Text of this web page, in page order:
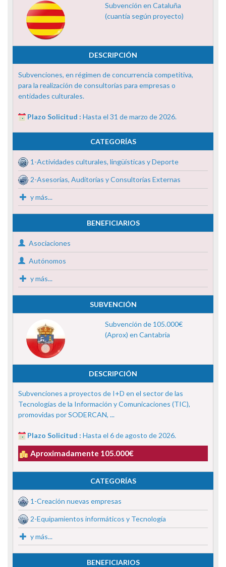
Subvención en Cataluña
(cuantía según proyecto)
DESCRIPCIÓN
Subvenciones, en régimen de concurrencia competitiva,
para la realización de consultorías para empresas o
entidades culturales.
Plazo Solicitud : Hasta el 31 de marzo de 2026.
CATEGORÍAS
1-Actividades culturales, lingüísticas y Deporte
2-Asesorías, Auditorías y Consultorías Externas
y más...
BENEFICIARIOS
Asociaciones
Autónomos
y más...
SUBVENCIÓN
Subvención de 105.000€
(Aprox) en Cantabria
DESCRIPCIÓN
Subvenciones a proyectos de I+D en el sector de las
Tecnologías de la Información y Comunicaciones (TIC),
promovidas por SODERCAN, ...
Plazo Solicitud : Hasta el 6 de agosto de 2026.
Aproximadamente 105.000€
CATEGORÍAS
1-Creación nuevas empresas
2-Equipamientos informáticos y Tecnología
y más...
BENEFICIARIOS